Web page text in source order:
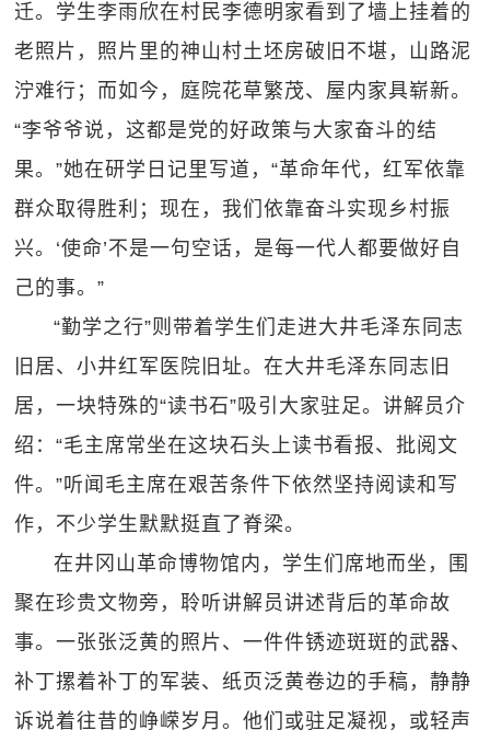
迁。学生李雨欣在村民李德明家看到了墙上挂着的
老照片，照片里的神山村土坯房破旧不堪，山路泥
泞难行；而如今，庭院花草繁茂、屋内家具崭新。
“李爷爷说，这都是党的好政策与大家奋斗的结
果。”她在研学日记里写道，“革命年代，红军依靠
群众取得胜利；现在，我们依靠奋斗实现乡村振
兴。‘使命’不是一句空话，是每一代人都要做好自
己的事。”
“勤学之行”则带着学生们走进大井毛泽东同志
旧居、小井红军医院旧址。在大井毛泽东同志旧
居，一块特殊的“读书石”吸引大家驻足。讲解员介
绍：“毛主席常坐在这块石头上读书看报、批阅文
件。”听闻毛主席在艰苦条件下依然坚持阅读和写
作，不少学生默默挺直了脊梁。
在井冈山革命博物馆内，学生们席地而坐，围
聚在珍贵文物旁，聆听讲解员讲述背后的革命故
事。一张张泛黄的照片、一件件锈迹斑斑的武器、
补丁摞着补丁的军装、纸页泛黄卷边的手稿，静静
诉说着往昔的峥嵘岁月。他们或驻足凝视，或轻声